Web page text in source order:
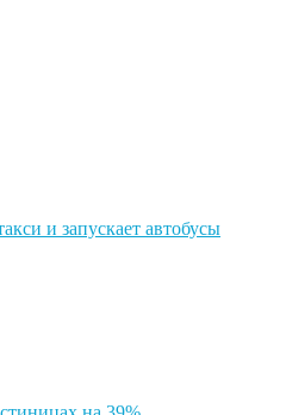
и запускает автобусы